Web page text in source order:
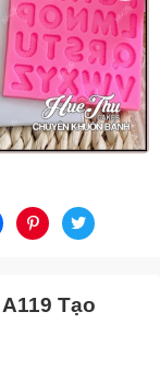
Tạo